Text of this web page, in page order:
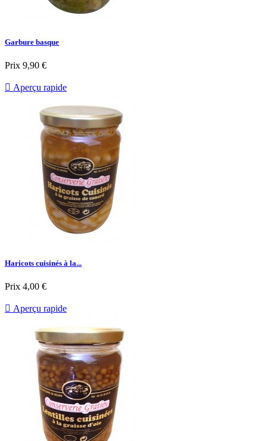
Garbure basque
Prix 9,90 €
 Aperçu rapide
Haricots cuisinés à la...
Prix 4,00 €
 Aperçu rapide